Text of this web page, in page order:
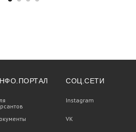
СОЦ.СЕТИ
Instagram
VK
Instagram
VK